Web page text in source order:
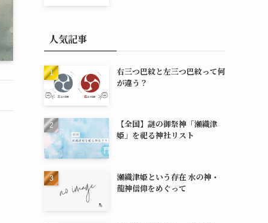
人気記事
右三つ巴紋と左三つ巴紋って何
が違う？
【全国】謎の御祭神「瀬織津
姫」を祀る神社リスト
瀬織津姫という存在 水の神・
龍神信仰をめぐって